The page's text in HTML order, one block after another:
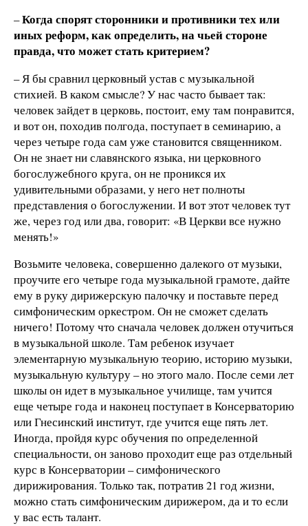
–Когда спорят сторонники и противники тех или
иных реформ, как определить, на чьей стороне
правда, что может стать критерием?
– Я бы сравнил церковный устав с музыкальной
стихией. В каком смысле? У нас часто бывает так:
человек зайдет в церковь, постоит, ему там понравится,
и вот он, походив полгода, поступает в семинарию, а
через четыре года сам уже становится священником.
Он не знает ни славянского языка, ни церковного
богослужебного круга, он не проникся их
удивительными образами, у него нет полноты
представления о богослужении. И вот этот человек тут
же, через год или два, говорит: «В Церкви все нужно
менять!»
Возьмите человека, совершенно далекого от музыки,
проучите его четыре года музыкальной грамоте, дайте
ему в руку дирижерскую палочку и поставьте перед
симфоническим оркестром. Он не сможет сделать
ничего! Потому что сначала человек должен отучиться
в музыкальной школе. Там ребенок изучает
элементарную музыкальную теорию, историю музыки,
музыкальную культуру – но этого мало. После семи лет
школы он идет в музыкальное училище, там учится
еще четыре года и наконец поступает в Консерваторию
или Гнесинский институт, где учится еще пять лет.
Иногда, пройдя курс обучения по определенной
специальности, он заново проходит еще раз отдельный
курс в Консерватории – симфонического
дирижирования. Только так, потратив 21 год жизни,
можно стать симфоническим дирижером, да и то если
у вас есть талант.